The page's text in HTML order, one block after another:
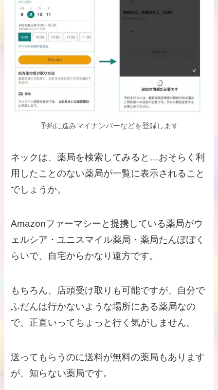
予約に進みマイナンバーなどを登録します
ネックは、薬局を検索してみると…おそらく利
用したことのない薬局が一覧に表示されること
でしょうか。
Amazonファーマシーと提携している薬局がウ
ェルシア・ユニスマイル薬局・薬局たんぽぽく
らいで、自宅からかなり遠方です。
もちろん、店頭受け取りも可能ですが、自分で
ふだんは行かないような場所にある薬局なの
で、正直いってちょっと行く気がしません。
送ってもらうのに送料が無料の薬局もあります
が、知らない薬局です。